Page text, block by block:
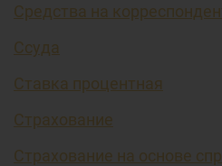
Средства на
Ссуда
Ставка процентная
Страхование
Страхование на основе